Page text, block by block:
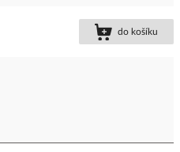
do košíku